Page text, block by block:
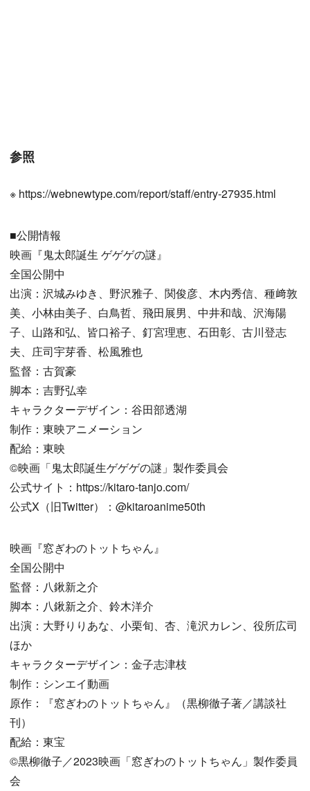
参照
※ https://webnewtype.com/report/staff/entry-27935.html
■公開情報
映画『鬼太郎誕生 ゲゲゲの謎』
全国公開中
出演：沢城みゆき、野沢雅子、関俊彦、木内秀信、種﨑敦
美、小林由美子、白鳥哲、飛田展男、中井和哉、沢海陽
子、山路和弘、皆口裕子、釘宮理恵、石田彰、古川登志
夫、庄司宇芽香、松風雅也
監督：古賀豪
脚本：吉野弘幸
キャラクターデザイン：谷田部透湖
制作：東映アニメーション
配給：東映
©︎映画「鬼太郎誕生ゲゲゲの謎」製作委員会
公式サイト：https://kitaro-tanjo.com/
公式X（旧Twitter）：@kitaroanime50th
映画『窓ぎわのトットちゃん』
全国公開中
監督：八鍬新之介
脚本：八鍬新之介、鈴木洋介
出演：大野りりあな、小栗旬、杏、滝沢カレン、役所広司
ほか
キャラクターデザイン：金子志津枝
制作：シンエイ動画
原作：『窓ぎわのトットちゃん』（黒柳徹子著／講談社
刊）
配給：東宝
©黒柳徹子／2023映画「窓ぎわのトットちゃん」製作委員
会